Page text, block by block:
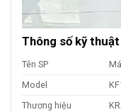
Thông số kỹ thuật
Tên SP
Model
Thương hiệu